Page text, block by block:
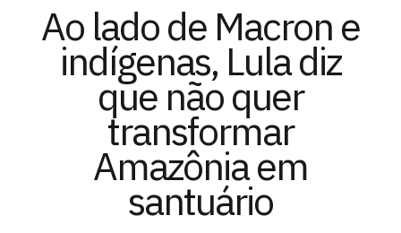
Ao lado de Macron e
indígenas, Lula diz
que não quer
transformar
Amazônia em
santuário